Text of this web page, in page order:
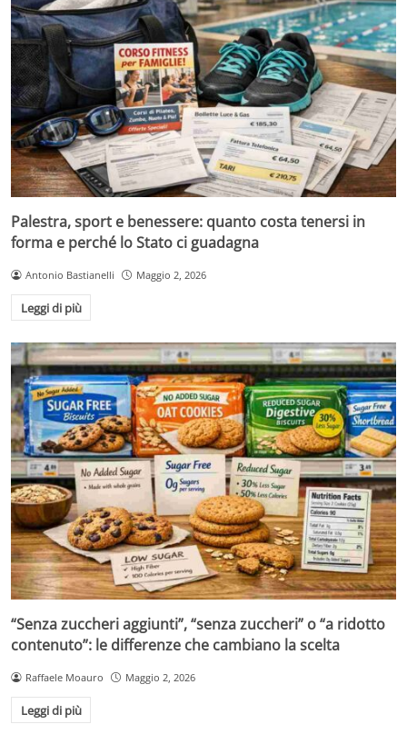
Palestra, sport e benessere: quanto costa tenersi in
forma e perché lo Stato ci guadagna
Antonio Bastianelli Maggio 2, 2026
Leggi di più
“Senza zuccheri aggiunti”, “senza zuccheri” o “a ridotto
contenuto”: le differenze che cambiano la scelta
Raffaele Moauro Maggio 2, 2026
Leggi di più